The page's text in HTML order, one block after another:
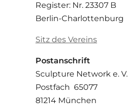
Register: Nr. 23307 B
Berlin-Charlottenburg
Sitz des Vereins
Postanschrift
Sculpture Network e. V.
Postfach 65077
81214 München